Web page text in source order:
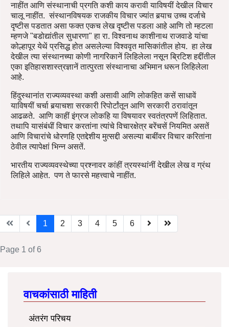
नाहींत आणि संस्थानाची प्रगति कशी काय करावी याविषयीं देखील विचार
चालू नाहींत. संस्थानविषयक राजकीय विचार ज्यांत बर्‍याच उच्च दर्जाचे
दृष्टीस पडतात असा फक्त एकच लेख दृष्टीस पडला आहे आणि तो म्हटला
म्हणजे "बडोद्यांतील सुधारणा" हा रा. विश्वनाथ काशीनाथ राजवाडे यांचा
कोल्हापूर येथें प्रसिद्ध होत असलेल्या विश्ववृत मासिकांतील होय. हा लेख
देखील त्या संस्थानच्या कोणी नागरिकानें लिहिलेला नसून ब्रिटिश हद्दींतील
एका इतिहासशास्त्रज्ञानें तात्पुरता संस्थानाचा अभिमान धरून लिहिलेला
आहे.
हिंदुस्थानांत राज्यव्यवस्था कशी असावी आणि लोकहित कसें साधावें
याविषयीं चर्चा बर्‍याचशा सरकारी रिपोर्टांतून आणि सरकारी ठरावांतून
आढळते. आणि काहीं इंग्रज लोकहि या विषयावर स्वतंत्रपणें लिहितात.
तथापि यासंबंधीं विचार करतांना त्यांचे विचारक्षेत्र बरेंचसें नियमित असतें
आणि विचारांचे धोरणहि एतद्देशीय मुत्सद्दी असल्या बाबींवर विचार करितांना
ठेवील त्यापेक्षां भिन्न असतें.
भारतीय राज्यव्यवस्थेच्या प्रश्नावर कांहीं त्रयस्थांनीं देखील लेख व ग्रंथ
लिहिले आहेत. पण ते फारसे महत्त्वाचे नाहींत.
1 2 3 4 5 6
Page 1 of 6
वाचकांसाठी माहिती
अंतरंग परिचय